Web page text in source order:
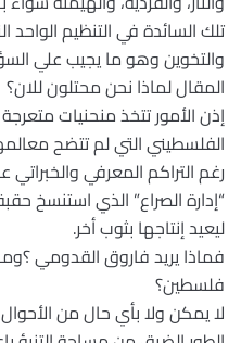
تلك السائدة في التنظيم الواحد
والتخوين وهو ما يجيب علي
المقال لماذا نحن محتلون للان؟
إذن الأمور تتخذ منحنيات
الفلسطيني التي لم تتضح
رغم التراكم المعرفي والخبراتي
“إدارة الصراع” الذي استنسخ
ليعيد إنتاجها بثوب أخر.
فماذا يريد فاروق القدومي
فلسطين؟
لا يمكن ولا بأي حال من